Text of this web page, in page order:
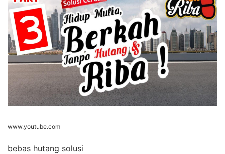
www.youtube.com
bebas hutang solusi